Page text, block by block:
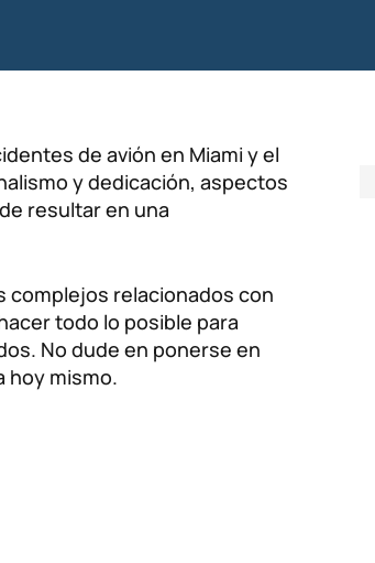
de avión en Miami y el
y dedicación, aspectos
resultar en una
complejos relacionados con
todo lo posible para
No dude en ponerse en
hoy mismo.